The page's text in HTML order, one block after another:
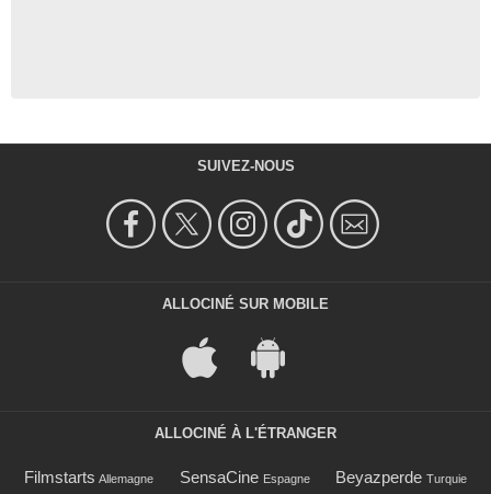
SUIVEZ-NOUS
ALLOCINÉ SUR MOBILE
ALLOCINÉ À L'ÉTRANGER
Filmstarts Allemagne SensaCine Espagne Beyazperde Turquie